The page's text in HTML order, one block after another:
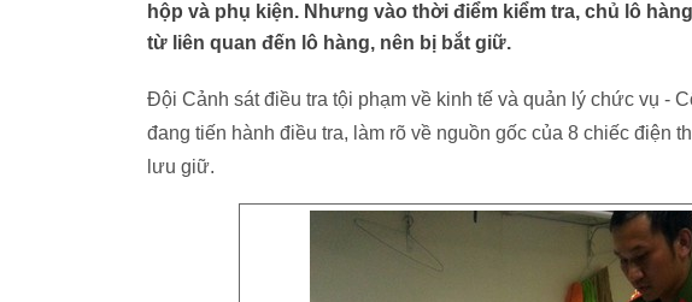
hộp và phụ kiện. Nhưng vào thời điểm kiểm tra, chủ lô
từ liên quan đến lô hàng, nên bị bắt giữ.
Đội Cảnh sát điều tra tội phạm về kinh tế và quản lý chức vụ -
đang tiến hành điều tra, làm rõ về nguồn gốc của 8 chiếc điện
lưu giữ.